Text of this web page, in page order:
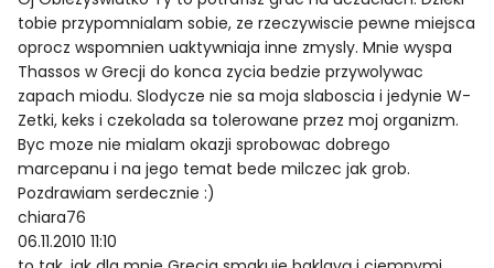
tobie przypomnialam sobie, ze rzeczywiscie pewne miejsca
oprocz wspomnien uaktywniaja inne zmysly. Mnie wyspa
Thassos w Grecji do konca zycia bedzie przywolywac
zapach miodu. Slodycze nie sa moja slaboscia i jedynie W-
Zetki, keks i czekolada sa tolerowane przez moj organizm.
Byc moze nie mialam okazji sprobowac dobrego
marcepanu i na jego temat bede milczec jak grob.
Pozdrawiam serdecznie :)
chiara76
06.11.2010 11:10